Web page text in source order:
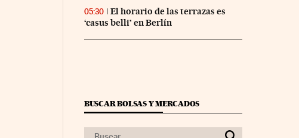
05:30
El horario de las terrazas es
‘casus belli’ en Berlín
BUSCAR BOLSAS Y MERCADOS